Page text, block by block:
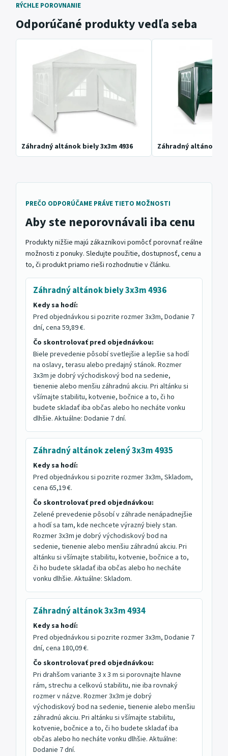
RÝCHLE POROVNANIE
Odporúčané produkty vedľa seba
Záhradný altánok biely 3x3m 4936 Záhradný altánok
PREČO ODPORÚČAME PRÁVE TIETO MOŽNOSTI
Aby ste neporovnávali iba cenu
Produkty nižšie majú zákazníkovi pomôcť porovnať reálne
možnosti z ponuky. Sledujte použitie, dostupnosť, cenu a
to, či produkt priamo rieši rozhodnutie v článku.
Záhradný altánok biely 3x3m 4936
Kedy sa hodí:
Pred objednávkou si pozrite rozmer 3x3m, Dodanie 7
dní, cena 59,89 €.
Čo skontrolovať pred objednávkou:
Biele prevedenie pôsobí svetlejšie a lepšie sa hodí
na oslavy, terasu alebo predajný stánok. Rozmer
3x3m je dobrý východiskový bod na sedenie,
tienenie alebo menšiu záhradnú akciu. Pri altánku si
všímajte stabilitu, kotvenie, bočnice a to, či ho
budete skladať iba občas alebo ho necháte vonku
dlhšie. Aktuálne: Dodanie 7 dní.
Záhradný altánok zelený 3x3m 4935
Kedy sa hodí:
Pred objednávkou si pozrite rozmer 3x3m, Skladom,
cena 65,19 €.
Čo skontrolovať pred objednávkou:
Zelené prevedenie pôsobí v záhrade nenápadnejšie
a hodí sa tam, kde nechcete výrazný biely stan.
Rozmer 3x3m je dobrý východiskový bod na
sedenie, tienenie alebo menšiu záhradnú akciu. Pri
altánku si všímajte stabilitu, kotvenie, bočnice a to,
či ho budete skladať iba občas alebo ho necháte
vonku dlhšie. Aktuálne: Skladom.
Záhradný altánok 3x3m 4934
Kedy sa hodí:
Pred objednávkou si pozrite rozmer 3x3m, Dodanie 7
dní, cena 180,09 €.
Čo skontrolovať pred objednávkou:
Pri drahšom variante 3 x 3 m si porovnajte hlavne
rám, strechu a celkovú stabilitu, nie iba rovnaký
rozmer v názve. Rozmer 3x3m je dobrý
východiskový bod na sedenie, tienenie alebo menšiu
záhradnú akciu. Pri altánku si všímajte stabilitu,
kotvenie, bočnice a to, či ho budete skladať iba
občas alebo ho necháte vonku dlhšie. Aktuálne:
Dodanie 7 dní.